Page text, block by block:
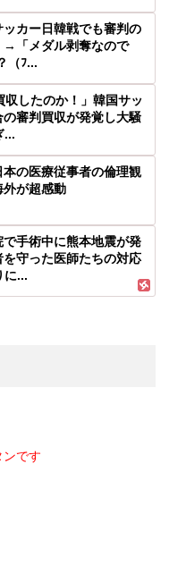
カー日韓戦でも審判の
「メダル剥奪なので
（ﾌ...
したのか！」韓国サッ
審判買収が発覚し大騒
...
の医療従事者の倫理観
外が超感動
手術中に熊本地震が発
守った医師たちの対応
に...
です